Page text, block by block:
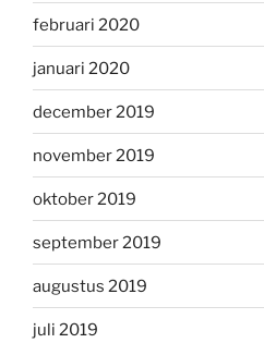
februari 2020
januari 2020
december 2019
november 2019
oktober 2019
september 2019
augustus 2019
juli 2019